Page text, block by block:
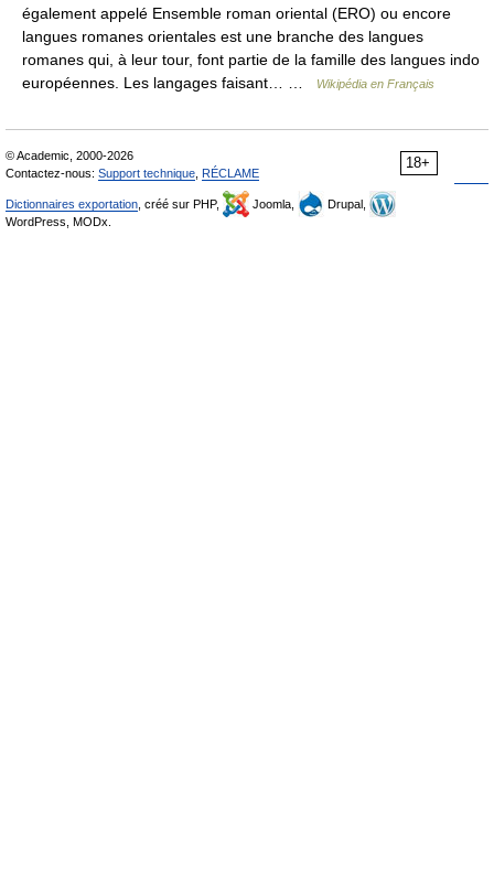
également appelé Ensemble roman oriental (ERO) ou encore
langues romanes orientales est une branche des langues
romanes qui, à leur tour, font partie de la famille des langues indo
européennes. Les langages faisant… …
Wikipédia en Français
18+
© Academic, 2000-2026
Contactez-nous: Support technique RÉCLAME
Dictionnaires exportation , créé sur PHP, Joomla,
Drupal,
WordPress, MODx.